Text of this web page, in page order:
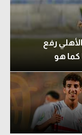
رفع
هو